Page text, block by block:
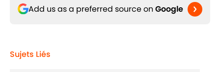
Add us as a preferred source on Google
Sujets Liés